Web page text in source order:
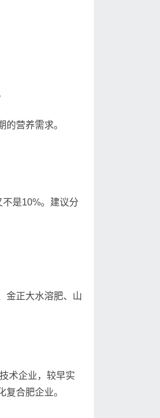
营养需求。
是10%。建议分
金正大水溶肥、山
术企业，较早实
合肥企业。